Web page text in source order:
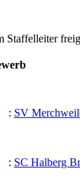
: SV
: SC Halberg